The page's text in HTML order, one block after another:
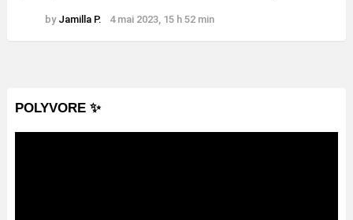
by Jamilla P. 4 mai 2023, 15 h 52 min
POLYVORE ✨